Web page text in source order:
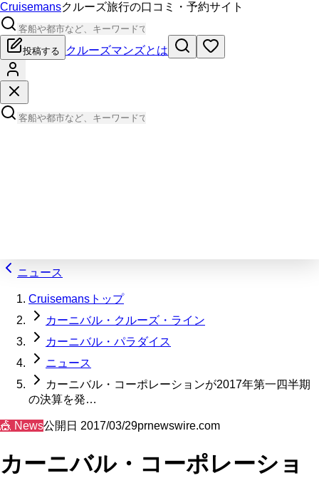
Cruisemansクルーズ旅行の口コミ・予約サイト
投稿する クルーズマンズとは
ニュース
Cruisemansトップ
カーニバル・クルーズ・ライン
カーニバル・パラダイス
ニュース
カーニバル・コーポレーションが2017年第一四半期
の決算を発…
🎪 News公開日 2017/03/29prnewswire.com
カーニバル・コーポレーショ